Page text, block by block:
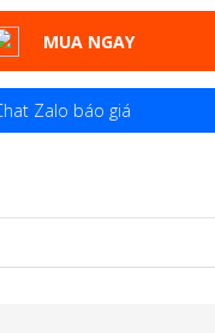
MUA NGAY
Zalo báo giá